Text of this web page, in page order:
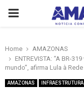
PRIMARY
Home
AMAZONAS
ENTREVISTA: “A BR-
mundo”, afirma Lula à
AMAZONAS INFRAESTRUTURA